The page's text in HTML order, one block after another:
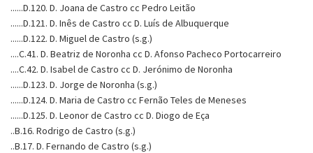
......D.120. D. Joana de Castro cc Pedro Leitão
......D.121. D. Inês de Castro cc D. Luís de Albuquerque
......D.122. D. Miguel de Castro (s.g.)
....C.41. D. Beatriz de Noronha cc D. Afonso Pacheco Portocarreiro
....C.42. D. Isabel de Castro cc D. Jerónimo de Noronha
......D.123. D. Jorge de Noronha (s.g.)
......D.124. D. Maria de Castro cc Fernão Teles de Meneses
......D.125. D. Leonor de Castro cc D. Diogo de Eça
..B.16. Rodrigo de Castro (s.g.)
..B.17. D. Fernando de Castro (s.g.)